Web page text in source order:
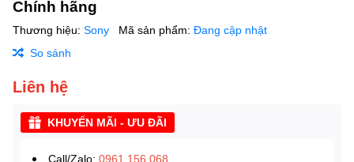
Chính hãng
Thương hiệu: Sony Mã sản phẩm: Đang cập nhật
So sánh
Liên hệ
KHUYẾN MÃI - ƯU ĐÃI
Call/Zalo: 0961.156.068